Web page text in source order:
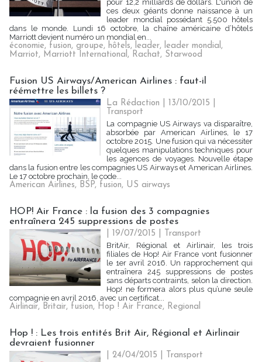
pour 12,2 milliards de dollars. L'union de
ces deux géants donne naissance à un
leader mondial possédant 5.500 hôtels
dans le monde. Lundi 16 octobre, la chaîne américaine d’hôtels
Marriott devient numéro un mondial en...
économie, fusion, groupe, hôtels, leader, leader mondial,
Marriot, Marriott International, Rachat, Starwood
Fusion US Airways/American Airlines : faut-il
réémettre les billets ?
La Rédaction | 13/10/2015
Transport
La compagnie US Airways va disparaître,
absorbée par American Airlines, le 17
octobre 2015. Une fusion qui va nécessiter
quelques manipulations techniques pour
les agences de voyages. Nouvelle étape
dans la fusion entre les compagnies US Airways et American Airlines.
Le 17 octobre prochain, le code...
American Airlines, BSP, fusion, US airways
HOP! Air France : la fusion des 3 compagnies
entraînera 245 suppressions de postes
| 19/07/2015
Transport
BritAir, Régional et Airlinair, les trois
filiales de Hop! Air France vont fusionner
le 1er avril 2016. Un rapprochement qui
entraînera 245 suppressions de postes
sans départs contraints, selon la direction.
Hop! ne formera alors plus qu’une seule
compagnie en avril 2016, avec un certificat...
Airlinair, Britair, fusion, Hop ! Air France, Regional
Hop ! : Les trois entités Brit Air, Régional et Airlinair
devraient fusionner
| 24/04/2015
Transport